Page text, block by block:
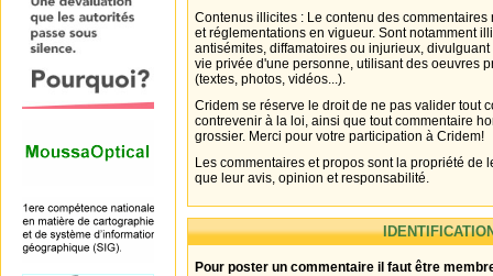
Contenus illicites : Le contenu des
et réglementations en vigueur. Sont notamment
antisémites, diffamatoires ou injurieux,
vie privée d'une personne, utilisant des oeuvres
(textes, photos, vidéos...).
Cridem se réserve le droit de ne pas valider tout
contrevenir à la loi, ainsi que tout commentaire
grossier. Merci pour votre participation à Cridem!
Les commentaires et propos sont la propriété de
que leur avis, opinion et responsabilité.
Pour poster un commentaire il faut être